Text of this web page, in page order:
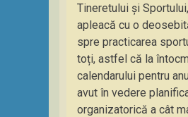
Tineretului și
apleacă cu o
spre practicarea
toți, astfel că la
calendarului pentru
avut în vedere
organizatorică a cât